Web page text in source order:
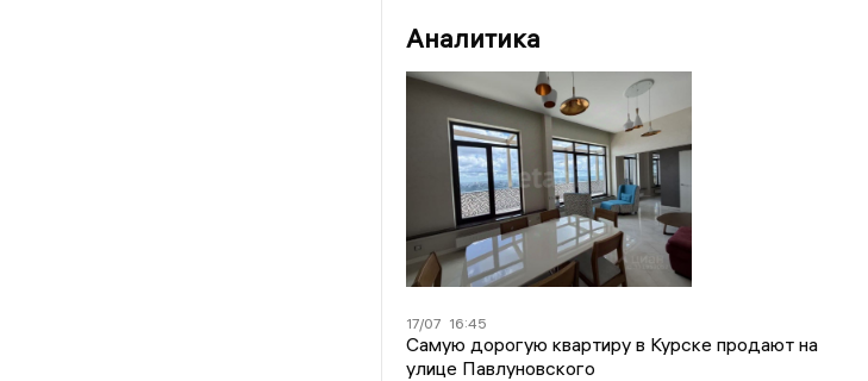
Аналитика
17/07 16:45
Самую дорогую квартиру в Курске продают на
улице Павлуновского